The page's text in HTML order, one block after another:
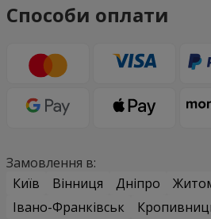
Способи оплати
Замовлення в:
Київ
Вінниця Дніпро
Івано-Франківськ